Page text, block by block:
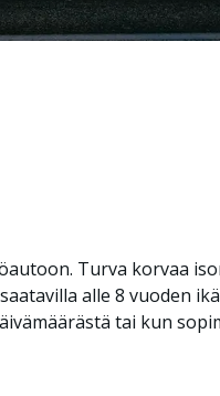
Turva korvaa
alle 8 vuoden
tai kun